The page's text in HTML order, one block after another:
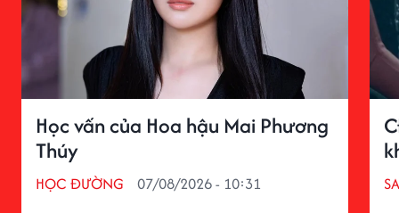
Học vấn của Hoa hậu Mai Phương
Thúy
HỌC ĐƯỜNG 07/08/2026 - 10:31